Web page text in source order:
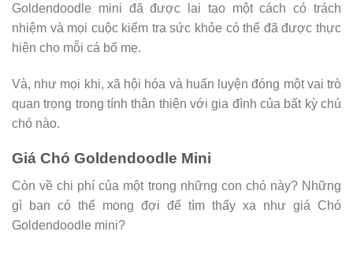
Goldendoodle mini đã được lai tạo một cách có trách
nhiệm và mọi cuộc kiểm tra sức khỏe có thể đã được thực
hiện cho mỗi cá bố mẹ.
Và, như mọi khi, xã hội hóa và huấn luyện đóng một vai trò
quan trọng trong tính thân thiện với gia đình của bất kỳ chú
chó nào.
Giá Chó Goldendoodle Mini
Còn về chi phí của một trong những con chó này? Những
gì bạn có thể mong đợi để tìm thấy xa như giá Chó
Goldendoodle mini?